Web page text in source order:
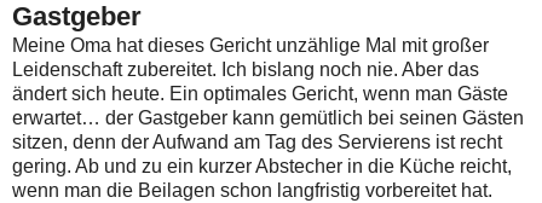
Gastgeber
Meine Oma hat dieses Gericht unzählige Mal mit großer
Leidenschaft zubereitet. Ich bislang noch nie. Aber das
ändert sich heute. Ein optimales Gericht, wenn man Gäste
erwartet… der Gastgeber kann gemütlich bei seinen Gästen
sitzen, denn der Aufwand am Tag des Servierens ist recht
gering. Ab und zu ein kurzer Abstecher in die Küche reicht,
wenn man die Beilagen schon langfristig vorbereitet hat.